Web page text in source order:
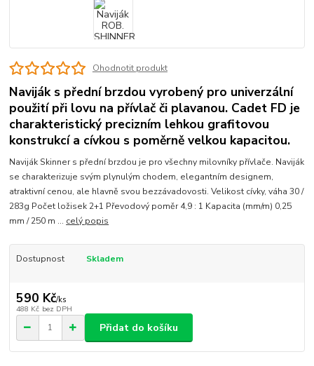
Ohodnotit produkt
Naviják s přední brzdou vyrobený pro univerzální
použití při lovu na přívlač či plavanou. Cadet FD je
charakteristický precizním lehkou grafitovou
konstrukcí a cívkou s poměrně velkou kapacitou.
Naviják Skinner s přední brzdou je pro všechny milovníky přívlače. Naviják
se charakterizuje svým plynulým chodem, elegantním designem,
atraktivní cenou, ale hlavně svou bezzávadovosti. Velikost cívky, váha 30 /
283g Počet ložisek 2+1 Převodový poměr 4,9 : 1 Kapacita (mm/m) 0,25
mm / 250 m ... celý popis
Dostupnost Skladem
590 Kč/ks
488 Kč bez DPH
Přidat do košíku